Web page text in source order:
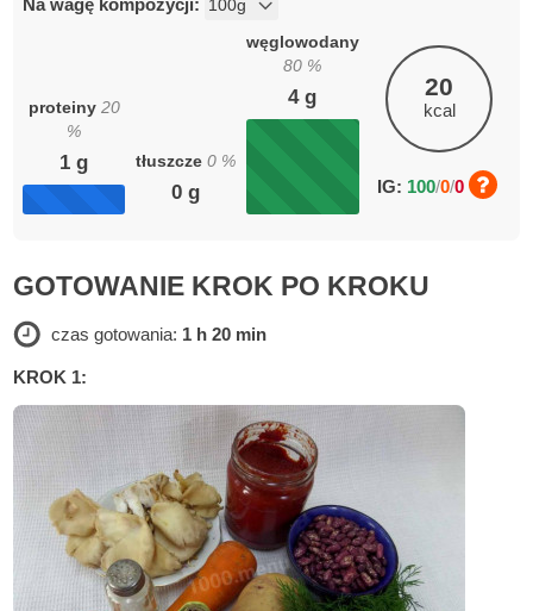
Na wagę kompozycji:
proteiny 20
%
1 g tłuszcze 0 %
0 g
węglowodany
80 %
4g 20
kcal
IG: 100/0/0
GOTOWANIE KROK PO KROKU
czas gotowania: 1 h 20 min
KROK 1: